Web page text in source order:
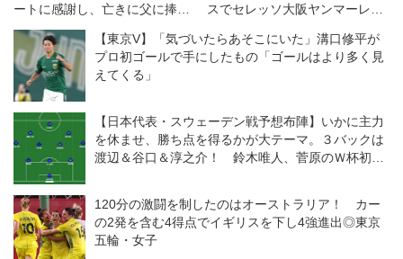
ートに感謝し、亡きに父に捧げ
る２ゴールで勝利をもたらす！
スでセレッソ大阪ヤンマーレデ
グ第11節
【東京V】「気づいたらあそこにいた」溝口修平が
プロ初ゴールで手にしたもの「ゴールはより多く見
えてくる」
【日本代表・スウェーデン戦予想布陣】いかに主力
を休ませ、勝ち点を得るかが大テーマ。３バックは
渡辺＆谷口＆淳之介！ 鈴木唯人、菅原のＷ杯初先
120分の激闘を制したのはオーストラリア！ カー
の2発を含む4得点でイギリスを下し4強進出◎東京
五輪・女子